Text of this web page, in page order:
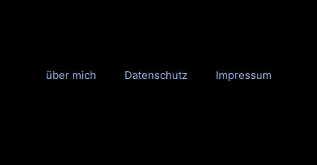
über mich Datenschutz Impressum